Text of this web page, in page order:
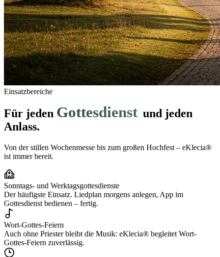
Einsatzbereiche
Für jeden Gottesdienst und jeden
Anlass.
Von der stillen Wochenmesse bis zum großen Hochfest – eKlecia®
ist immer bereit.
Sonntags- und Werktagsgottesdienste
Der häufigste Einsatz. Liedplan morgens anlegen, App im
Gottesdienst bedienen – fertig.
Wort-Gottes-Feiern
Auch ohne Priester bleibt die Musik: eKlecia® begleitet Wort-
Gottes-Feiern zuverlässig.